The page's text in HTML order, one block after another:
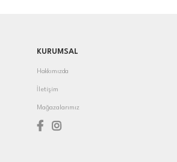
KURUMSAL
Hakkımızda
İletişim
Mağazalarımız